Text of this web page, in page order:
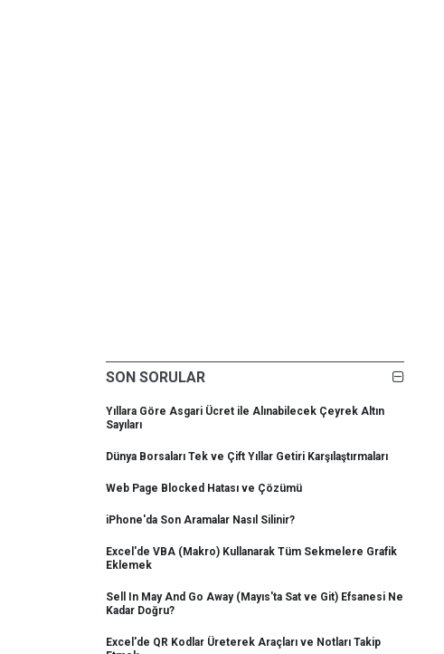
SON SORULAR
Yıllara Göre Asgari Ücret ile Alınabilecek Çeyrek Altın
Sayıları
Dünya Borsaları Tek ve Çift Yıllar Getiri Karşılaştırmaları
Web Page Blocked Hatası ve Çözümü
iPhone'da Son Aramalar Nasıl Silinir?
Excel'de VBA (Makro) Kullanarak Tüm Sekmelere Grafik
Eklemek
Sell In May And Go Away (Mayıs'ta Sat ve Git) Efsanesi Ne
Kadar Doğru?
Excel'de QR Kodlar Üreterek Araçları ve Notları Takip